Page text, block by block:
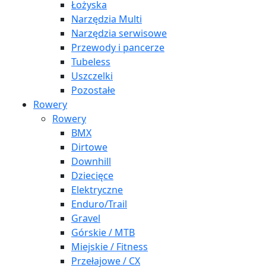
Łożyska
Narzędzia Multi
Narzędzia serwisowe
Przewody i pancerze
Tubeless
Uszczelki
Pozostałe
Rowery
Rowery
BMX
Dirtowe
Downhill
Dziecięce
Elektryczne
Enduro/Trail
Gravel
Górskie / MTB
Miejskie / Fitness
Przełajowe / CX